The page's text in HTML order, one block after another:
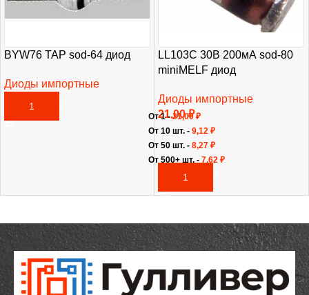
BYW76 TAP sod-64 диод
Диоды импортные
В КОРЗИНУ
LL103C 30В 200мА sod-80
miniMELF диод
Диоды импортные
21,00₽
В КОРЗИНУ
От 1 -21,00₽
От 10 шт. - 9,12 ₽
От 50 шт. - 8,27 ₽
От 500+ шт. - 7,62 ₽